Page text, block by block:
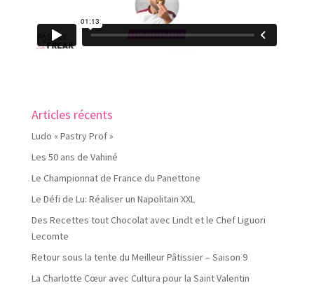
Articles récents
Ludo « Pastry Prof »
Les 50 ans de Vahiné
Le Championnat de France du Panettone
Le Défi de Lu: Réaliser un Napolitain XXL
Des Recettes tout Chocolat avec Lindt et le Chef Liguori
Lecomte
Retour sous la tente du Meilleur Pâtissier – Saison 9
La Charlotte Cœur avec Cultura pour la Saint Valentin